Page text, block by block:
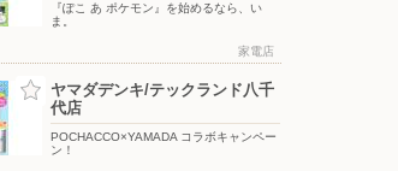
『ぽこ あ ポケモン』を始めるなら、い
ま。
家電店
ヤマダデンキ/テックランド八千
代店
POCHACCO×YAMADA コラボキャンペー
ン！